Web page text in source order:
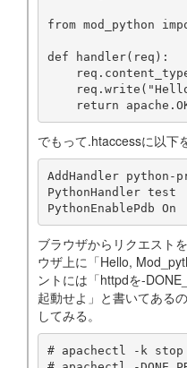
from mod_python
def handler(req):
でもって.htaccessに以下
AddHandler python-
PythonHandler test
ブラウザからリクエスト
ウザ上に「Hello,
ントには「httpdを-
起動せよ」と書いてある
してみる。
# apachectl -k stop